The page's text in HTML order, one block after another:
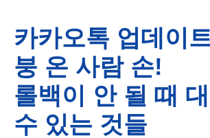
카카오톡 업데이
붕 온 사람 손!
롤백이 안 될 때
수 있는 것들